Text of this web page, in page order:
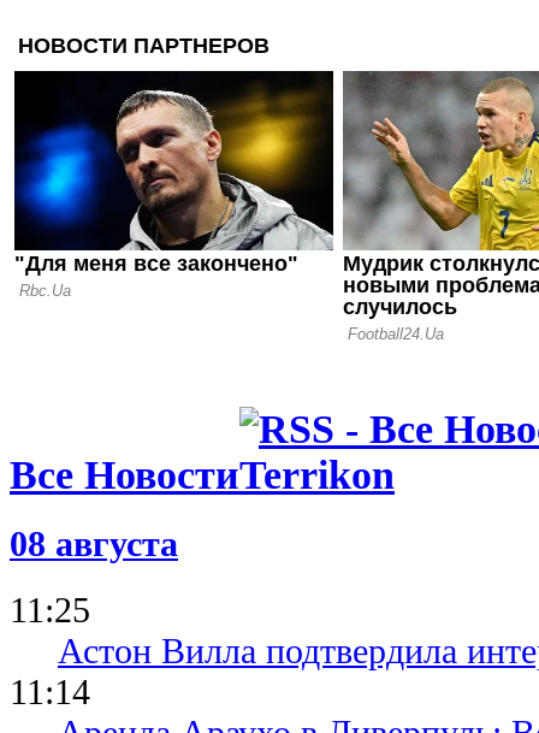
11.06.26 19:20
Домашнее
чемпиона
матчем
09.06.26 19:12
Стало
новым
Пэлас
Все Новости
08 августа
11:25
Астон Вилла подтвердила
11:14